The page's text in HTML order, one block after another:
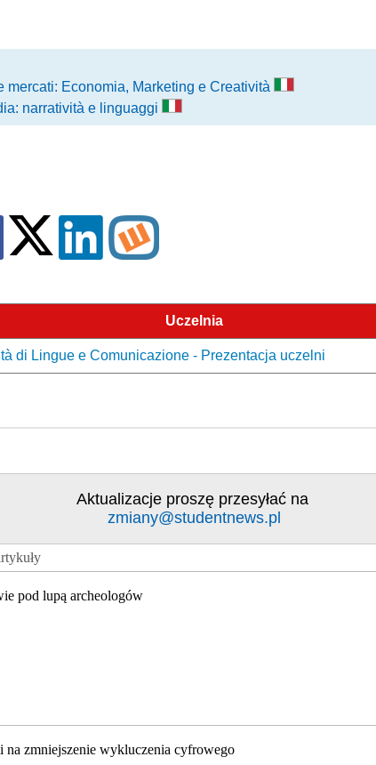
mercati: Economia, Marketing e Creatività
narratività e linguaggi
Uczelnia
di Lingue e Comunicazione - Prezentacja uczelni
Aktualizacje proszę przesyłać na
zmiany@studentnews.pl
pod lupą archeologów
na zmniejszenie wykluczenia cyfrowego